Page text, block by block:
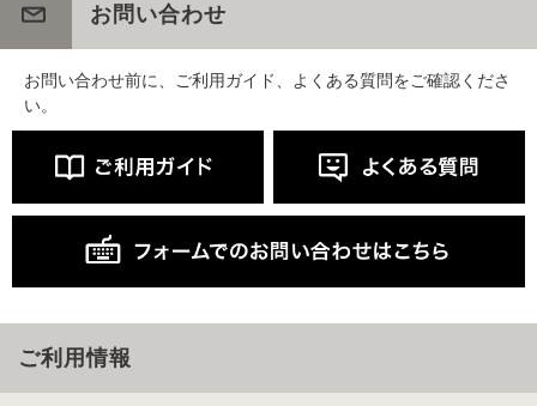
お問い合わせ
お問い合わせ前に、ご利用ガイド、よくある質問をご確認くださ
い。
ご利用情報